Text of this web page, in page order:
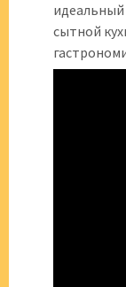
сытной